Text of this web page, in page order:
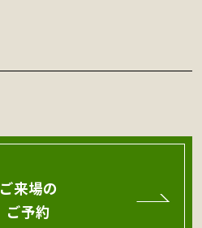
ご来場の
ご予約